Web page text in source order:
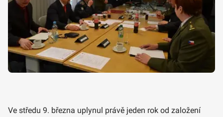
Ve středu 9. března uplynul právě jeden rok od založení